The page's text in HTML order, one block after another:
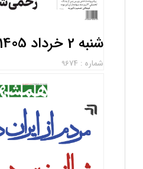
شنبه 2 خرداد 1405
شماره : 9674